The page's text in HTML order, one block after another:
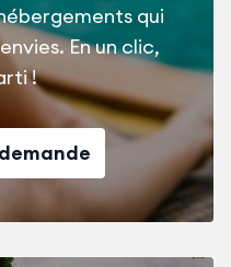
qui
En un clic,
!